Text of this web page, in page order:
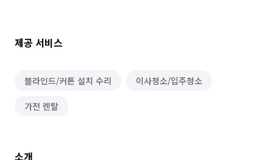
제공 서비스
블라인드/커튼 설치 수리 이사청소/입주청소
가전 렌탈
소개